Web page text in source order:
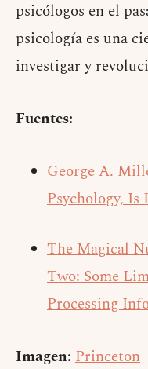
psicólogos en el
psicología es una
investigar y
Fuentes:
George A.
Psychology, Is
The Magical
Two: Some
Processing
Imagen: Princeton